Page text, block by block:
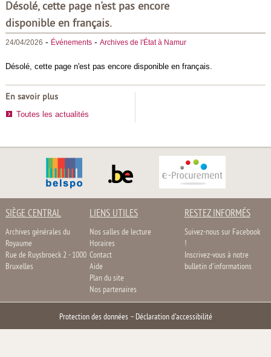
Désolé, cette page n'est pas encore
disponible en français.
24/04/2026 - Événements- Archives de l'État à Namur
Désolé, cette page n'est pas encore disponible en français.
En savoir plus
Toutes les actualités
SIÈGE CENTRAL
Archives générales du
Royaume
Rue de Ruysbroeck 2 - 1000
Bruxelles
LIENS UTILES
Nos salles de lecture
Horaires
Contact
Aide
Plan du site
Nos partenaires
RESTEZ INFORMÉS
Suivez-nous sur Facebook
!
Inscrivez-vous à notre
bulletin d'informations
Protection des données– Déclaration d'accessibilité